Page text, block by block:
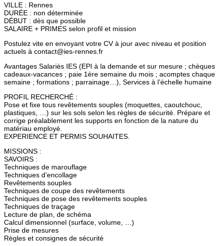
VILLE : Rennes
DURÉE : non déterminée
DÉBUT : dès que possible
SALAIRE + PRIMES selon profil et mission
Postulez vite en envoyant votre CV à jour avec niveau et position
actuels à contact@ies-rennes.fr
Avantages Salariés IES (EPI à la demande et sur mesure ; chèques
cadeaux-vacances ; paie 1ère semaine du mois ; acomptes chaque
semaine ; formations ; parrainage…), Services à l’échelle humaine
PROFIL RECHERCHÉ :
Pose et fixe tous revêtements souples (moquettes, caoutchouc,
plastiques, …) sur les sols selon les règles de sécurité. Prépare et
corrige préalablement les supports en fonction de la nature du
matériau employé.
EXPERIENCE ET PERMIS SOUHAITES.
MISSIONS :
SAVOIRS :
Techniques de marouflage
Techniques d’encollage
Revêtements souples
Techniques de coupe des revêtements
Techniques de pose des revêtements souples
Techniques de traçage
Lecture de plan, de schéma
Calcul dimensionnel (surface, volume, …)
Prise de mesures
Règles et consignes de sécurité